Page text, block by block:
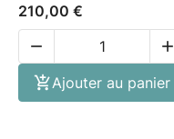
210,00 €


Ajouter au panier